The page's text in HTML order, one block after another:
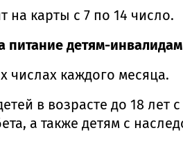
на карты с 7 по 14 число.
питание детям-инвалидам
числах каждого месяца.
в возрасте до 18
а также детям с